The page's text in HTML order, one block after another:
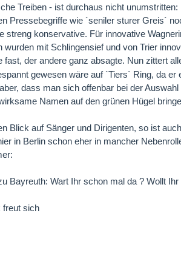
Treiben - ist durchaus nicht
Pressebegriffe wie ´seniler sturer Greis´
streng konservative. Für innovative
wurden mit Schlingensief und von Trier
fast, der andere ganz absagte. Nun zittert
gewesen wäre auf `Tiers` Ring, da
dass man sich offenbar bei der
Namen auf den grünen Hügel
Blick auf Sänger und Dirigenten, so ist
in Berlin schon eher in mancher
Bayreuth: Wart Ihr schon mal da ? Wollt
freut sich